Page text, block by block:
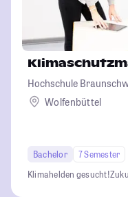
Hochschule
Hochschule für
Wolfenbüttel
Bachelor
7 Semester
Klimahelden gesucht!